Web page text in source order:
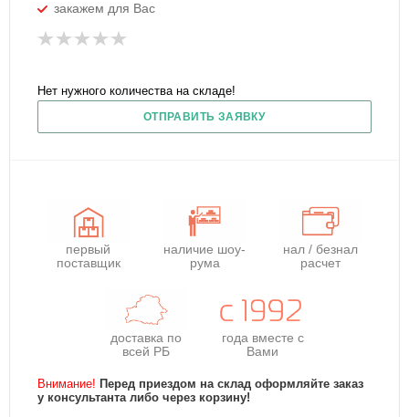
закажем для Вас
Нет нужного количества на складе!
ОТПРАВИТЬ ЗАЯВКУ
первый
поставщик
наличие шоу-
рума
нал / безнал
расчет
доставка по
всей РБ
года вместе с
Вами
Внимание! Перед приездом на склад оформляйте заказ
у консультанта либо через корзину!